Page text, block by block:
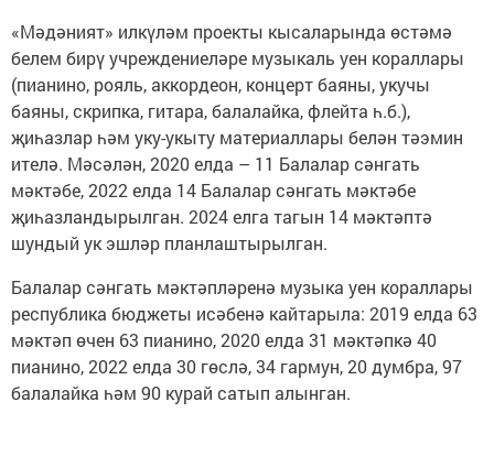
«Мәдәният» илкүләм проекты кысаларында өстәмә
белем бирү учреждениеләре музыкаль уен кораллары
(пианино, рояль, аккордеон, концерт баяны, укучы
баяны, скрипка, гитара, балалайка, флейта һ.б.),
җиһазлар һәм уку-укыту материаллары белән тәэмин
ителә. Мәсәлән, 2020 елда – 11 Балалар сәнгать
мәктәбе, 2022 елда 14 Балалар сәнгать мәктәбе
җиһазландырылган. 2024 елга тагын 14 мәктәптә
шундый ук эшләр планлаштырылган.
Балалар сәнгать мәктәпләренә музыка уен кораллары
республика бюджеты исәбенә кайтарыла: 2019 елда 63
мәктәп өчен 63 пианино, 2020 елда 31 мәктәпкә 40
пианино, 2022 елда 30 гөслә, 34 гармун, 20 думбра, 97
балалайка һәм 90 курай сатып алынган.